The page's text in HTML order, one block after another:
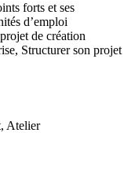
forts et ses
d’emploi
de création
Structurer son projet
Atelier